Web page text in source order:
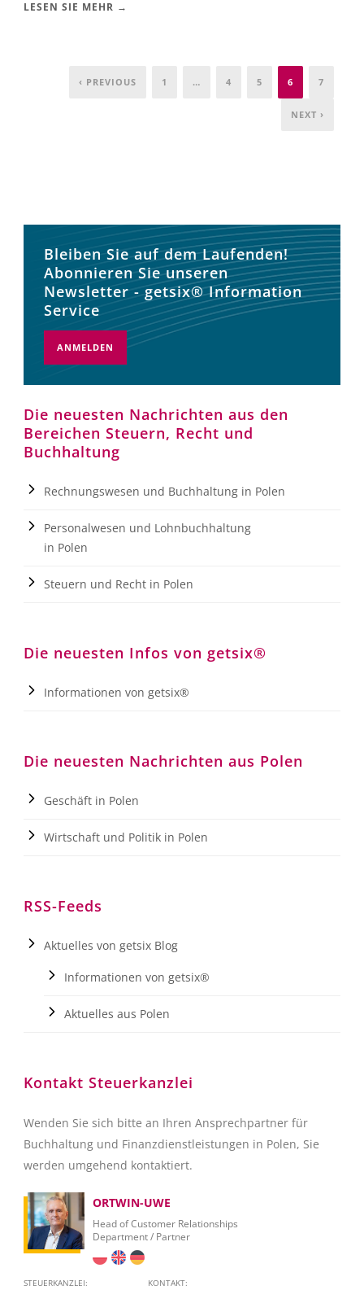
LESEN SIE MEHR →
‹ PREVIOUS 1 … 4 5 6 7
NEXT ›
Bleiben Sie auf dem Laufenden!
Abonnieren Sie unseren
Newsletter - getsix® Information
Service
ANMELDEN
Die neuesten Nachrichten aus den
Bereichen Steuern, Recht und
Buchhaltung
Rechnungswesen und Buchhaltung in Polen
Personalwesen und Lohnbuchhaltung
in Polen
Steuern und Recht in Polen
Die neuesten Infos von getsix®
Informationen von getsix®
Die neuesten Nachrichten aus Polen
Geschäft in Polen
Wirtschaft und Politik in Polen
RSS-Feeds
Aktuelles von getsix Blog
Informationen von getsix®
Aktuelles aus Polen
Kontakt Steuerkanzlei
Wenden Sie sich bitte an Ihren Ansprechpartner für
Buchhaltung und Finanzdienstleistungen in Polen, Sie
werden umgehend kontaktiert.
STEUERKANZLEI:
ORTWIN-UWE
Head of Customer Relationships
Department / Partner
KONTAKT: